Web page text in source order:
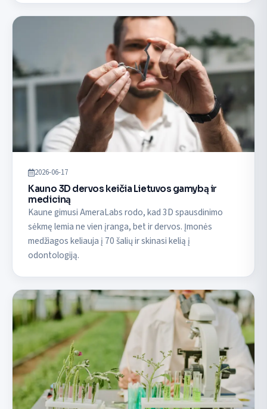
2026-06-17
Kauno 3D dervos keičia Lietuvos gamybą ir
mediciną
Kaune gimusi AmeraLabs rodo, kad 3D spausdinimo
sėkmę lemia ne vien įranga, bet ir dervos. Įmonės
medžiagos keliauja į 70 šalių ir skinasi kelią į
odontologiją.